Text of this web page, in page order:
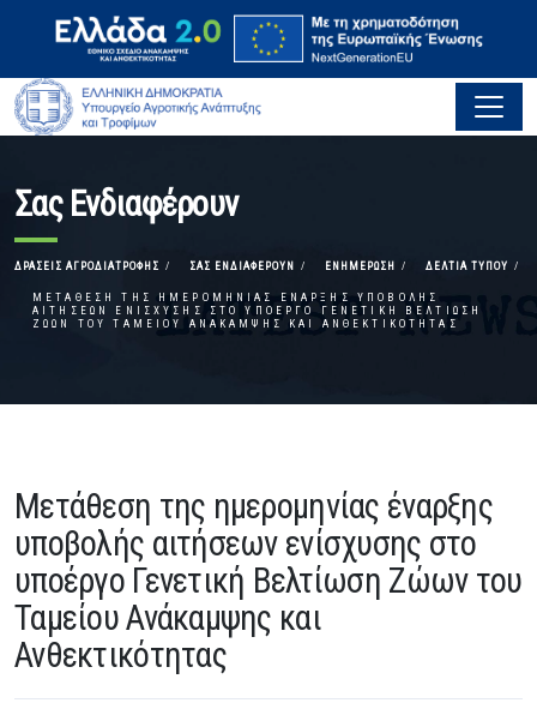
Σας Ενδιαφέρουν
ΔΡΆΣΕΙΣ ΑΓΡΟΔΙΑΤΡΟΦΉΣ ΣΑΣ ΕΝΔΙΑΦΈΡΟΥΝ ΕΝΗΜΈΡΩΣΗ ΔΕΛΤΊΑ ΤΎΠΟΥ
ΜΕΤΆΘΕΣΗ ΤΗΣ ΗΜΕΡΟΜΗΝΊΑΣ ΈΝΑΡΞΗΣ ΥΠΟΒΟΛΉΣ
ΑΙΤΉΣΕΩΝ ΕΝΊΣΧΥΣΗΣ ΣΤΟ ΥΠΟΈΡΓΟ ΓΕΝΕΤΙΚΉ ΒΕΛΤΊΩΣΗ
ΖΏΩΝ ΤΟΥ ΤΑΜΕΊΟΥ ΑΝΆΚΑΜΨΗΣ ΚΑΙ ΑΝΘΕΚΤΙΚΌΤΗΤΑΣ
Μετάθεση της ημερομηνίας έναρξης
υποβολής αιτήσεων ενίσχυσης στο
υποέργο Γενετική Βελτίωση Ζώων του
Ταμείου Ανάκαμψης και
Ανθεκτικότητας